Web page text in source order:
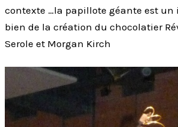
contexte …la papillote géante est un
bien de la création du chocolatier
Serole et Morgan Kirch